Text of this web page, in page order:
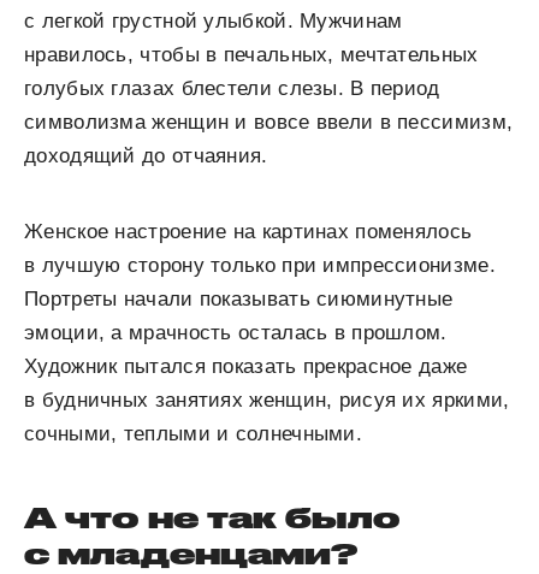
с легкой грустной улыбкой. Мужчинам
нравилось, чтобы в печальных, мечтательных
голубых глазах блестели слезы. В период
символизма женщин и вовсе ввели в пессимизм,
доходящий до отчаяния.
Женское настроение на картинах поменялось
в лучшую сторону только при импрессионизме.
Портреты начали показывать сиюминутные
эмоции, а мрачность осталась в прошлом.
Художник пытался показать прекрасное даже
в будничных занятиях женщин, рисуя их яркими,
сочными, теплыми и солнечными.
А что не так было
с младенцами?